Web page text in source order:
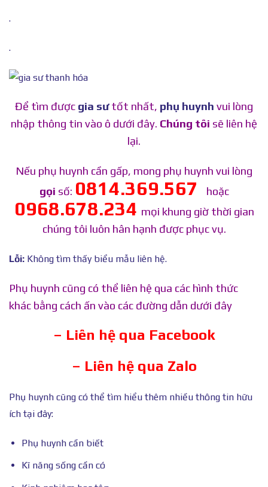
.
.
Để tìm được gia sưtốt nhất, phụ huynh vui lòng
nhập thông tin vào ô dưới đây. Chúng tôi sẽ liên hệ
lại.
Nếu phụ huynh cần gấp, mong phụ huynh vui lòng
gọi số: 0814.369.567 hoặc
0968.678.234 mọi khung giờ thời gian
chúng tôi luôn hân hạnh được phục vụ.
Lỗi: Không tìm thấy biểu mẫu liên hệ.
Phụ huynh cũng có thể liên hệ qua các hình thức
khác bằng cách ấn vào các đường dẫn dưới đây
– Liên hệ qua Facebook
– Liên hệ qua Zalo
Phụ huynh cũng có thể tìm hiểu thêm nhiều thông tin hữu
ích tại đây:
Phụ huynh cần biết
Kĩ năng sống cần có